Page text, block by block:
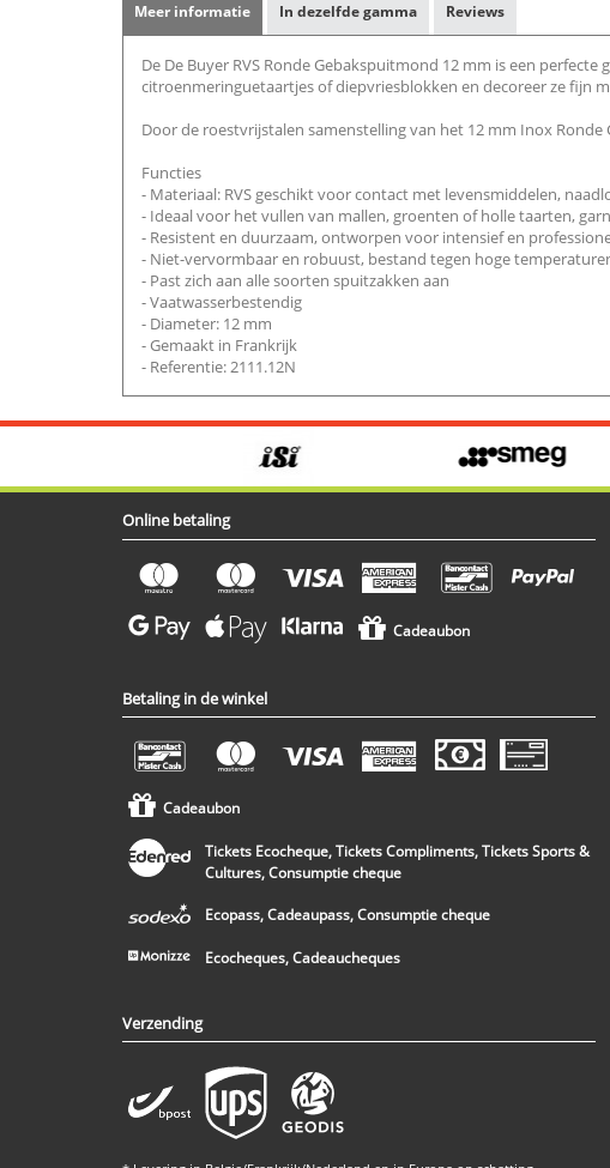
Meer informatie In dezelfde gamma Reviews
De De Buyer RVS Ronde Gebakspuitmond 12 mm is een
citroenmeringuetaartjes of diepvriesblokken en decoreer ze fijn
Door de roestvrijstalen samenstelling van het 12 mm Inox
Functies
- Materiaal: RVS geschikt voor contact met levensmiddelen,
- Ideaal voor het vullen van mallen, groenten of holle taarten,
- Resistent en duurzaam, ontworpen voor intensief en
- Niet-vervormbaar en robuust, bestand tegen hoge
- Past zich aan alle soorten spuitzakken aan
- Vaatwasserbestendig
- Diameter: 12 mm
- Gemaakt in Frankrijk
- Referentie: 2111.12N
Online betaling
Cadeaubon
Betaling in de winkel
Cadeaubon
Tickets Ecocheque, Tickets Compliments, Tickets Sports &
Cultures, Consumptie cheque
Ecopass, Cadeaupass, Consumptie cheque
Ecocheques, Cadeaucheques
Verzending